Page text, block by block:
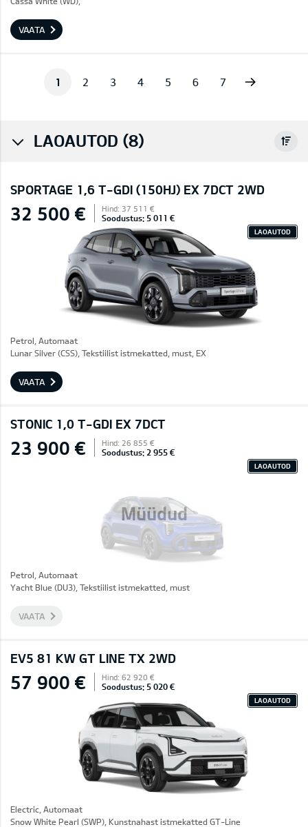
VAATA
1 2 3 4 5 6 7
LAOAUTOD (8)
SPORTAGE 1,6 T-GDI (150HJ) EX 7DCT 2WD
32 500 € Hind: 37 511 €
Soodustus: 5 011 €
LAOAUTOD
Petrol, Automaat
Lunar Silver (CSS), Tekstiilist istmekatted, must, EX
VAATA
STONIC 1,0 T-GDI EX 7DCT
Müüdud
23 900 € Hind: 26 855 €
Soodustus: 2 955 €
LAOAUTOD
Petrol, Automaat
Yacht Blue (DU3), Tekstiilist istmekatted, must
VAATA
EV5 81 KW GT LINE TX 2WD
57 900 € Hind: 62 920 €
Soodustus: 5 020 €
LAOAUTOD
Electric, Automaat
Snow White Pearl (SWP), Kunstnahast istmekatted GT-Line